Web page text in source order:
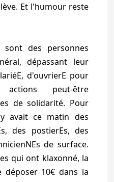
Et l'humour reste
sont des personnes
dépassant leur
d'ouvrierE pour
peut-être
de solidarité. Pour
avait ce matin des
des postierEs, des
de surface.
qui ont klaxonné, la
déposer 10€ dans la